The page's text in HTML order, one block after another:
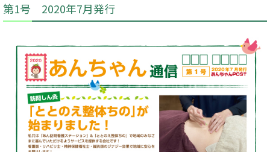
第1号 2020年7月発行